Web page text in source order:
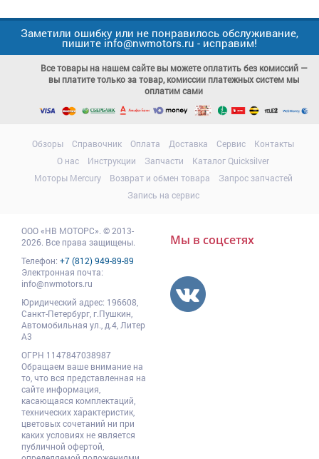
Заметили ошибку или не понравилось обслуживание,
пишите info@nwmotors.ru - исправим!
Все товары на нашем сайте вы можете оплатить без комиссий —
вы платите только за товар, комиссии платежных систем мы
оплатим сами
Обзоры Справочник Оплата Доставка Сервис
Контакты
О нас
Инструкции Запчасти
Каталог Quicksilver
Моторы Mercury
Возврат и обмен товара
Запрос запчастей
Запись на сервис
ООО«НВ МОТОРС» © 2013-
2026. Все права защищены.
Телефон: +7 (812) 949-89-89
Электронная почта:
info@nwmotors.ru
Юридический адрес: 196608
Санкт-Петербург, г.Пушкин
Автомобильная ул., д.4, Литер
А3
ОГРН 1147847038987
Обращаем ваше внимание на
то, что вся представленная на
сайте информация,
касающаяся комплектаций,
технических характеристик,
цветовых сочетаний ни при
каких условиях не является
публичной офертой,
Мы в соцсетях